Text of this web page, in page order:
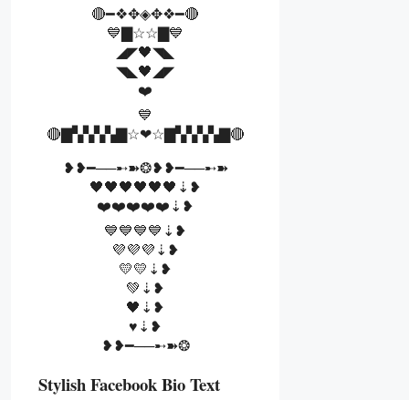
🔴━❖✥◈✥❖━🔴
💙▇☆☆▇💙
◢◤🖤◥◣
◥◣🖤◢◤
❤️
💙
🔴▇▚▚▚▚▇☆❤☆▇▚▚▚▚▇🔴
❥❥━──➸➽❂❥❥━──➸➽
🖤🖤🖤🖤🖤🖤⇣❥
❤️❤️❤️❤️❤️⇣❥
💙💙💙💙⇣❥
💜💜💜⇣❥
💛💛⇣❥
💚⇣❥
🖤⇣❥
♥️⇣❥
❥❥━──➸➽❂
Stylish Facebook Bio Text